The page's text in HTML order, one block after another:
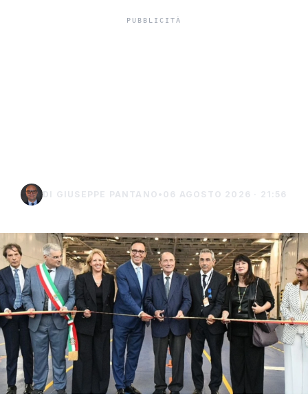
DI GIUSEPPE PANTANO • 06 AGOSTO 2026 · 21:56